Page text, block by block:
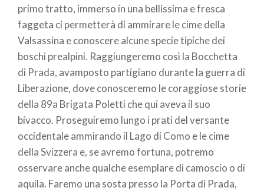
primo tratto, immerso in una bellissima e fresca
faggeta ci permetterà di ammirare le cime della
Valsassina e conoscere alcune specie tipiche dei
boschi prealpini. Raggiungeremo così la Bocchetta
di Prada, avamposto partigiano durante la guerra di
Liberazione, dove conosceremo le coraggiose storie
della 89a Brigata Poletti che qui aveva il suo
bivacco. Proseguiremo lungo i prati del versante
occidentale ammirando il Lago di Como e le cime
della Svizzera e, se avremo fortuna, potremo
osservare anche qualche esemplare di camoscio o di
aquila. Faremo una sosta presso la Porta di Prada,